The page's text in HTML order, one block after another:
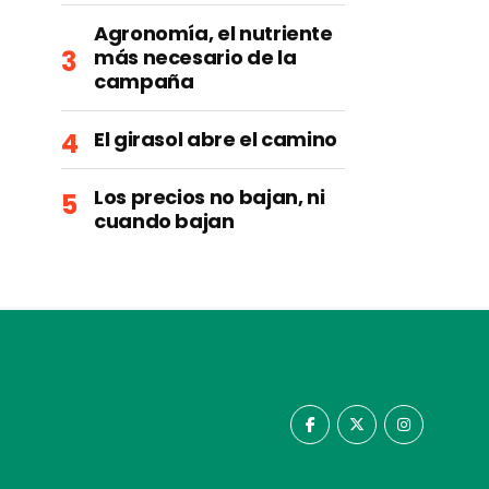
Agronomía, el nutriente
más necesario de la
campaña
El girasol abre el camino
Los precios no bajan, ni
cuando bajan